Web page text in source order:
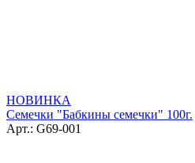
НОВИНКА
Семечки "Бабкины семечки" 100г.
Арт.: G69-001